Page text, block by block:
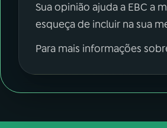
Sua opinião ajuda a EBC a
esqueça de incluir na sua
Para mais informações